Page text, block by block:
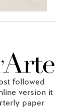
followed
version it
paper